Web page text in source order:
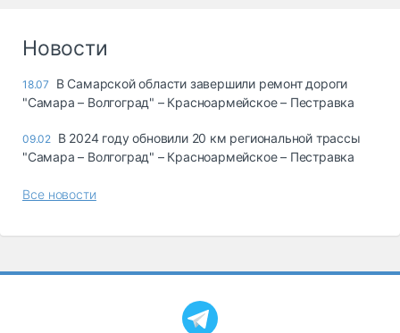
опасные грузы
страхование
Спецтехника
Новости
18.07
В Самарской области завершили ремонт дороги
"Самара – Волгоград" – Красноармейское – Пестравка
09.02 В 2024 году обновили 20 км региональной трассы
"Самара – Волгоград" – Красноармейское – Пестравка
Все новости